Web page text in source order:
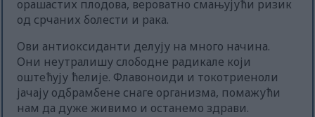
орашастих плодова, вероватно смањујући ризик
од срчаних болести и рака.
Ови антиоксиданти делују на много начина.
Они неутралишу слободне радикале који
оштећују ћелије. Флавоноиди и токотриеноли
јачају одбрамбене снаге организма, помажући
нам да дуже живимо и останемо здрави.